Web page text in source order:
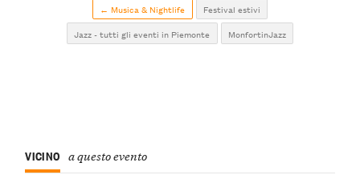
← Musica & Nightlife
Festival estivi
Jazz - tutti gli eventi in Piemonte
MonfortinJazz
VICINO a questo evento